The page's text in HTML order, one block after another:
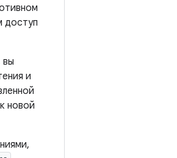
доступ
вы
и
новой